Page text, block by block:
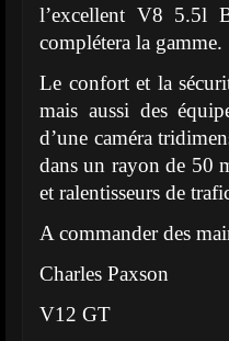
l’excellent V8 5.5l
complétera la gamme.
Le confort et la
mais aussi des
d’une caméra
dans un rayon de 50
et ralentisseurs de
A commander des
Charles Paxson
V12 GT